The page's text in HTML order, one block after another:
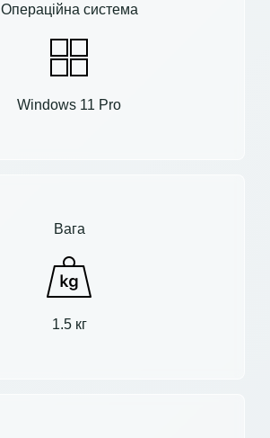
Операційна система
Windows 11 Pro
Вага
1.5 кг